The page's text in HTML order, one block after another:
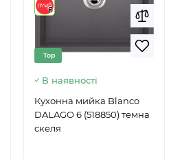
6
Top
В наявності
Кухонна мийка Blanco
DALAGO 6 (518850) темна
скеля